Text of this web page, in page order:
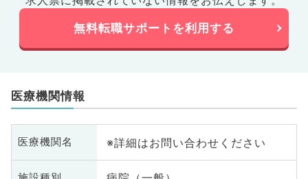
無料転職サポートを利用する
医療機関情報
医療機関名 ※詳細はお問い合わせください